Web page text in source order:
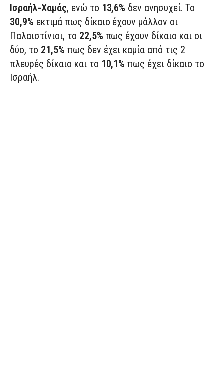
Ισραήλ-Χαμάς, ενώ το 13,6% δεν ανησυχεί. Το
30,9% εκτιμά πως δίκαιο έχουν μάλλον οι
Παλαιστίνιοι, το 22,5% πως έχουν δίκαιο και οι
δύο, το 21,5% πως δεν έχει καμία από τις 2
πλευρές δίκαιο και το 10,1% πως έχει δίκαιο το
Ισραήλ.